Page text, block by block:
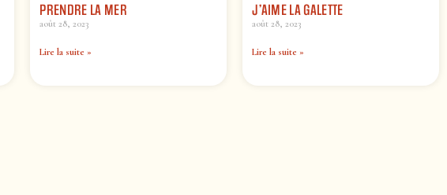
PRENDRE LA MER
août 28, 2023
Lire la suite »
J’AIME LA GALETTE
août 28, 2023
Lire la suite »